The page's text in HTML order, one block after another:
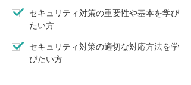
セキュリティ対策の重要性や基本を学び
たい方
セキュリティ対策の適切な対応方法を学
びたい方